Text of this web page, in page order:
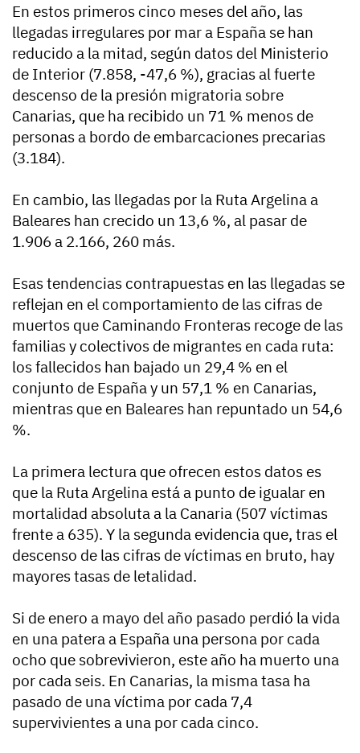
En estos primeros cinco meses del año, las
llegadas irregulares por mar a España se han
reducido a la mitad, según datos del Ministerio
de Interior (7.858, -47,6 %), gracias al fuerte
descenso de la presión migratoria sobre
Canarias, que ha recibido un 71 % menos de
personas a bordo de embarcaciones precarias
(3.184).
En cambio, las llegadas por la Ruta Argelina a
Baleares han crecido un 13,6 %, al pasar de
1.906 a 2.166, 260 más.
Esas tendencias contrapuestas en las llegadas se
reflejan en el comportamiento de las cifras de
muertos que Caminando Fronteras recoge de las
familias y colectivos de migrantes en cada ruta:
los fallecidos han bajado un 29,4 % en el
conjunto de España y un 57,1 % en Canarias,
mientras que en Baleares han repuntado un 54,6
%.
La primera lectura que ofrecen estos datos es
que la Ruta Argelina está a punto de igualar en
mortalidad absoluta a la Canaria (507 víctimas
frente a 635). Y la segunda evidencia que, tras el
descenso de las cifras de víctimas en bruto, hay
mayores tasas de letalidad.
Si de enero a mayo del año pasado perdió la vida
en una patera a España una persona por cada
ocho que sobrevivieron, este año ha muerto una
por cada seis. En Canarias, la misma tasa ha
pasado de una víctima por cada 7,4
supervivientes a una por cada cinco.